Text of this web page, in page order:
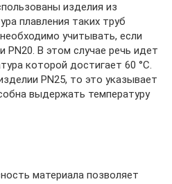
изделия из
плавления таких труб
учитывать, если
PN20. В этом случае речь идет
которой достигает 60 °С.
PN25, то это указывает
выдержать температуру
материала позволяет